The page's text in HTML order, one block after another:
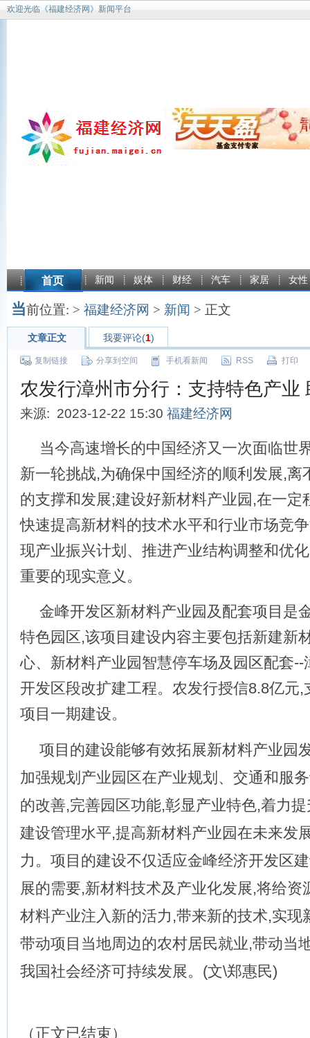
欢迎光临《福建经济网》新闻平台
首页 新闻 娱体 财经 汽车 家居 女性
当前位置: > 福建经济网 > 新闻 > 正文
文章正文 我要评论(1)
复制链接 分享到空间 手机看新闻 RSS 打印
农发行漳州市分行：支持特色产业
来源: 2023-12-22 15:30 福建经济网
当今高速增长的中国经济又一次面临世
新一轮挑战,为确保中国经济的顺利发展,离
的支撑和发展;建设好新材料产业园,在一定
快速提高新材料的技术水平和行业市场竞
现产业振兴计划、推进产业结构调整和优
重要的现实意义。
金峰开发区新材料产业园及配套项目是
特色园区,该项目建设内容主要包括新建新
心、新材料产业园智慧停车场及园区配套--
开发区段改扩建工程。农发行授信8.8亿元,
项目一期建设。
项目的建设能够有效拓展新材料产业园
加强规划产业园区在产业规划、交通和服
的改善,完善园区功能,彰显产业特色,着力
建设管理水平,提高新材料产业园在未来发
力。项目的建设不仅适应金峰经济开发区
展的需要,新材料技术及产业化发展,将给资
材料产业注入新的活力,带来新的技术,实现
带动项目当地周边的农村居民就业,带动当
我国社会经济可持续发展。(文\郑惠民)
（正文已结束）